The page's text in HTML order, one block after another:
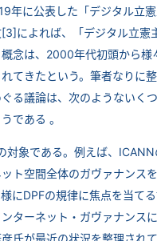
年に公表した「デジタル立
によれば、「デジタル立憲
念は、2000年代初頭から様
てきたという。筆者なりに
る議論は、次のようないく
である 。
対象である。例えば、ICANN
ト空間全体のガヴァナンス
にDPFの規律に焦点を当て
ターネット・ガヴァナンス
氏が最近の状況を整理されて